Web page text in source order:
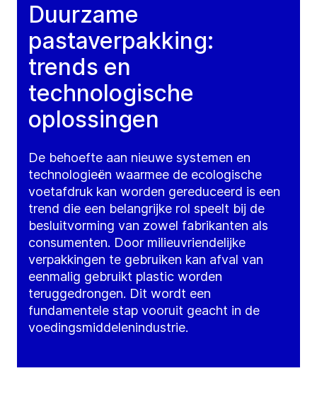
Duurzame
pastaverpakking:
trends en
technologische
oplossingen
De behoefte aan nieuwe systemen en
technologieën waarmee de ecologische
voetafdruk kan worden gereduceerd is een
trend die een belangrijke rol speelt bij de
besluitvorming van zowel fabrikanten als
consumenten. Door milieuvriendelijke
verpakkingen te gebruiken kan afval van
eenmalig gebruikt plastic worden
teruggedrongen. Dit wordt een
fundamentele stap vooruit geacht in de
voedingsmiddelenindustrie.